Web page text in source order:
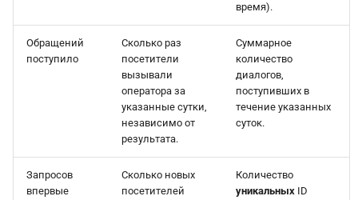
время).
Обращений
поступило
Сколько раз
посетители
вызывали
оператора за
указанные сутки,
независимо от
результата.
Суммарное
количество
диалогов,
поступивших в
течение указанных
суток.
Запросов
впервые
Сколько новых
посетителей
Количество
уникальных ID